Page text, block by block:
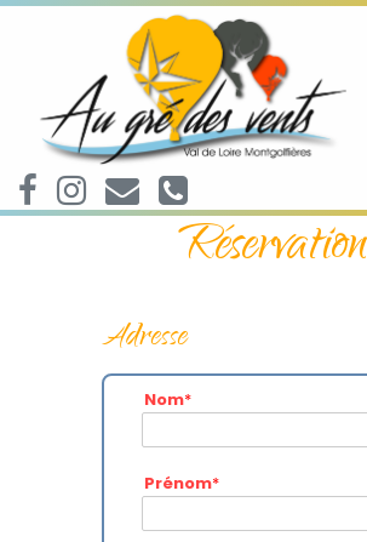
Réservation
Adresse
Nom*
Prénom*